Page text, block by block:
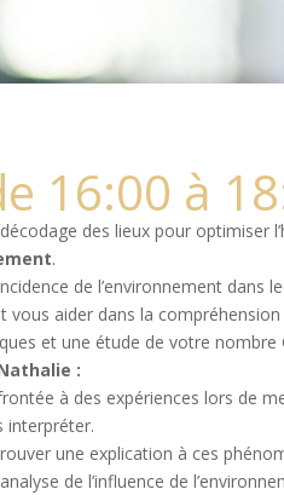
16:00 à
des lieux pour optimiser
.
de l’environnement dans
vous aider dans la
et une étude de votre nombre
:
à des expériences lors de
interpréter.
une explication à ces
de l’influence de